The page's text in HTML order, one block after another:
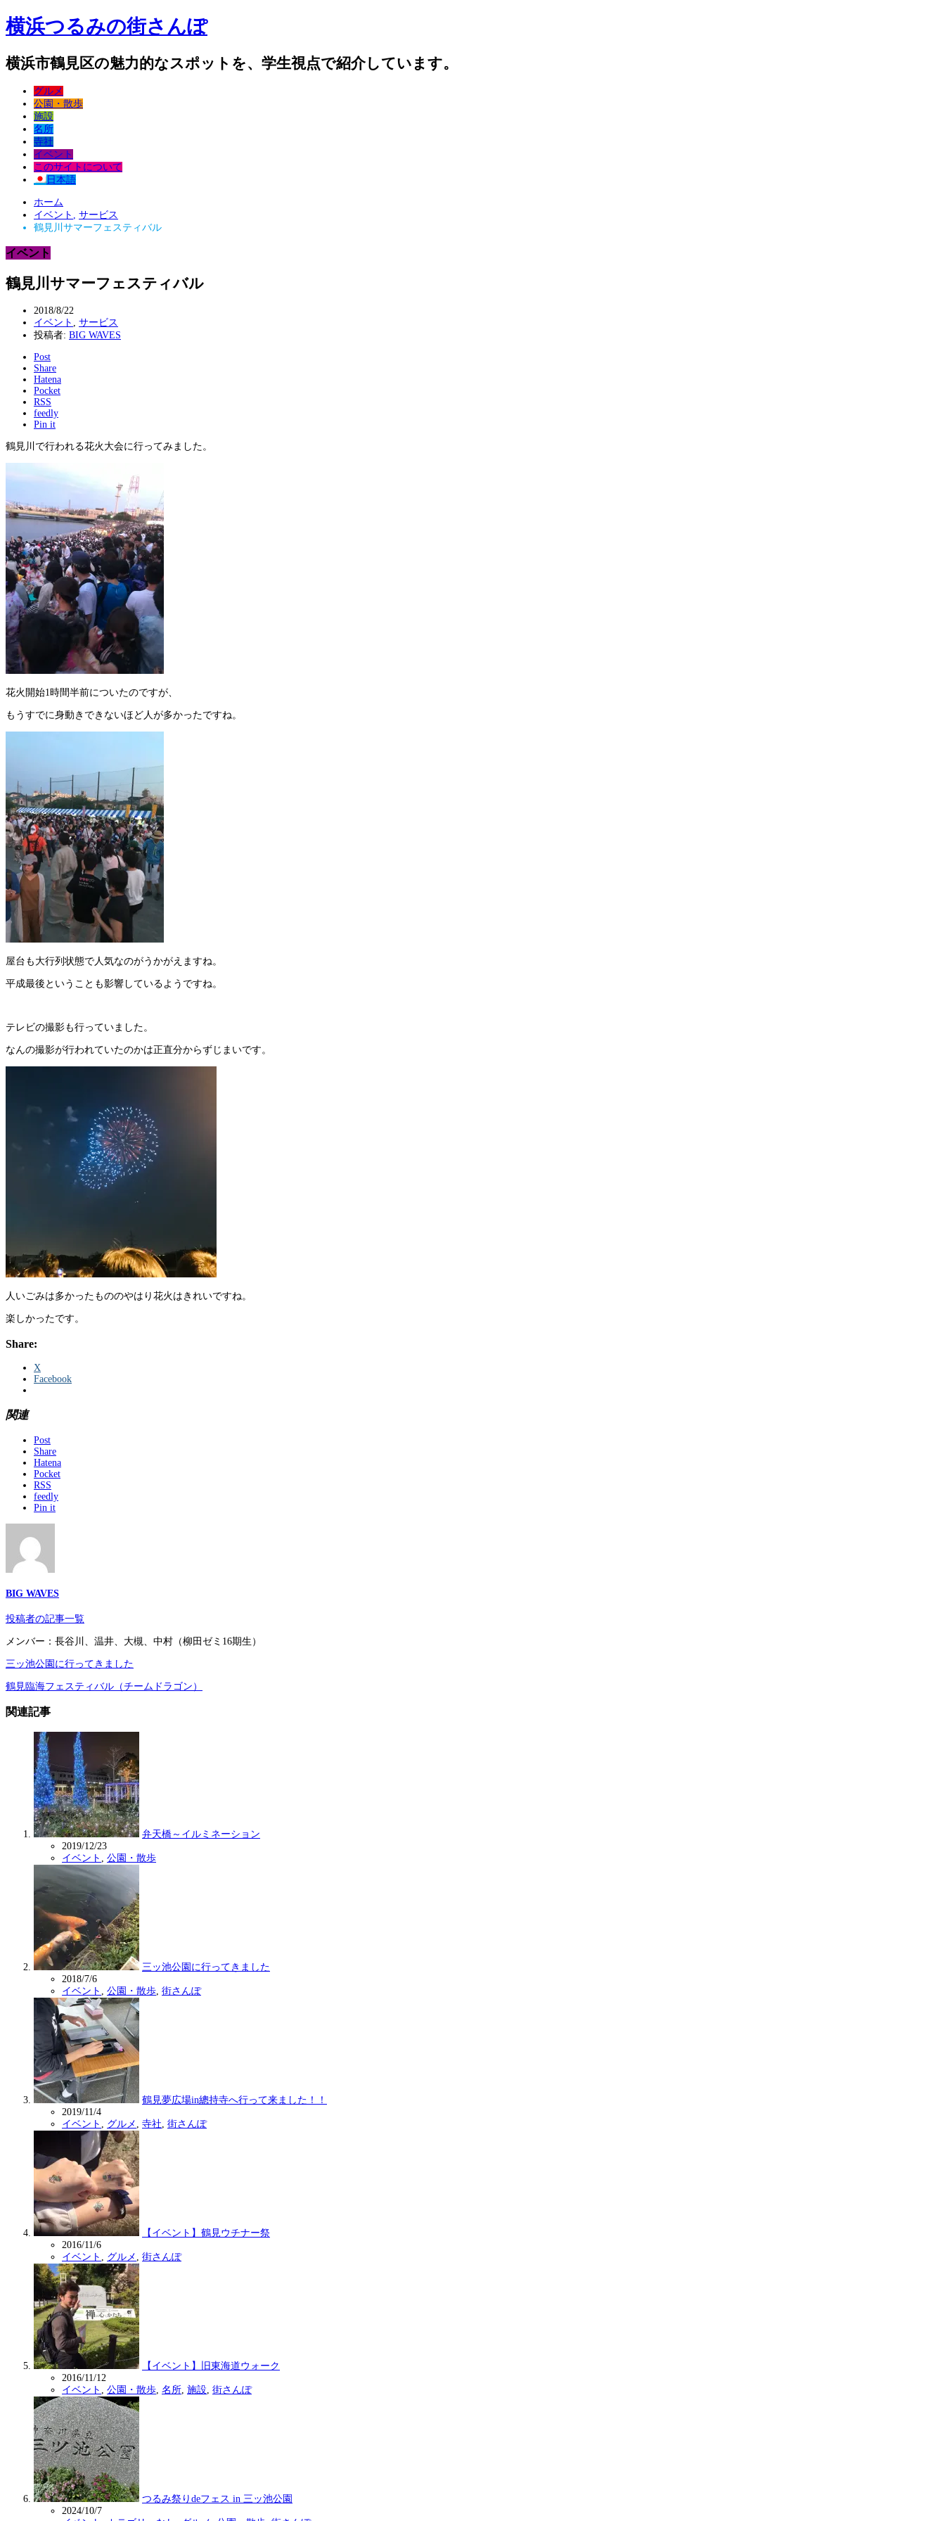
横浜つるみの街さんぽ
横浜市鶴見区の魅力的なスポットを、学生視点で紹介しています。
グルメ
公園・散歩
施設
名所
寺社
イベント
このサイトについて
日本語
ホーム
イベント
サービス
鶴見川サマーフェスティバル
イベント
鶴見川サマーフェスティバル
2018/8/22
イベント , サービス
投稿者: BIG WAVES
Post
Share
Hatena
Pocket
RSS
feedly
Pin it
鶴見川で行われる花火大会に行ってみました。
花火開始1時間半前についたのですが、
もうすでに身動きできないほど人が多かったですね。
屋台も大行列状態で人気なのがうかがえますね。
平成最後ということも影響しているようですね。
テレビの撮影も行っていました。
なんの撮影が行われていたのかは正直分からずじまいです。
人いごみは多かったもののやはり花火はきれいですね。
楽しかったです。
Share:
X
Facebook
関連
Post
Share
Hatena
Pocket
RSS
feedly
Pin it
BIG WAVES
投稿者の記事一覧
メンバー：長谷川、温井、大槻、中村（柳田ゼミ16期生）
三ッ池公園に行ってきました
鶴見臨海フェスティバル（チームドラゴン）
関連記事
弁天橋～イルミネーション
2019/12/23
イベント
公園・散歩
三ッ池公園に行ってきました
2018/7/6
イベント
公園・散歩 街さんぽ
鶴見夢広場in總持寺へ行って来ました！！
2019/11/4
イベント
グルメ 寺社 街さんぽ
【イベント】鶴見ウチナー祭
2016/11/6
イベント
グルメ 街さんぽ
【イベント】旧東海道ウォーク
2016/11/12
イベント
公園・散歩 名所 施設 街さんぽ
つるみ祭りdeフェス in 三ッ池公園
2024/10/7